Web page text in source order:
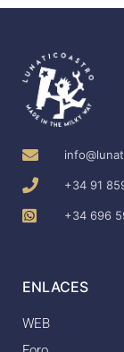
+34 91
+34 696
ENLACES
WEB